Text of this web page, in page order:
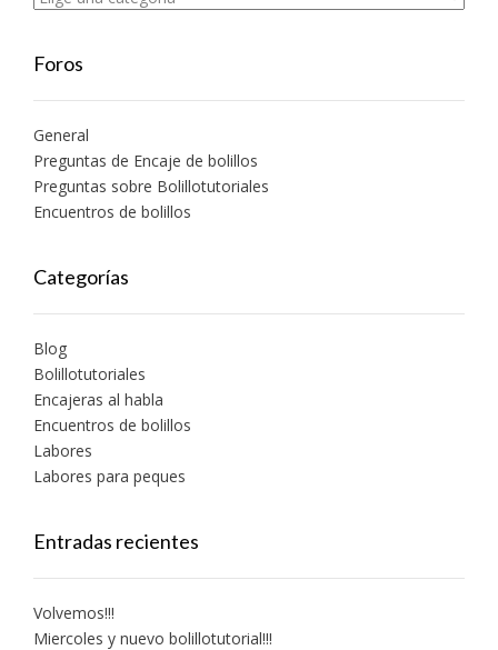
Foros
General
Preguntas de Encaje de bolillos
Preguntas sobre Bolillotutoriales
Encuentros de bolillos
Categorías
Blog
Bolillotutoriales
Encajeras al habla
Encuentros de bolillos
Labores
Labores para peques
Entradas recientes
Volvemos!!!
Miercoles y nuevo bolillotutorial!!!